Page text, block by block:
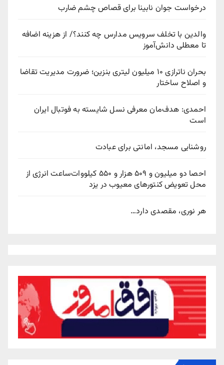
درخواست جوان نابینا برای قصاص چشم ضارب
والدین با تخلف سرویس مدارس چه کنند؟/ از هزینه اضافه
تا معطلی دانش‌آموز
بحران ناترازی ۱۰ میلیون لیتری بنزین؛ ضرورت مدیریت تقاضا
و اصلاح ساختار
احمدی: هدف‌مان معرفی نسل شایسته به فوتبال ایران
است
روشنایی مسجد، امانتی برای عبادت
احصا دو میلیون و ۵۰۹ هزار و ۵۵۰ کیلووات‌ساعت انرژی از
محل تعویض کنتورهای معیوب در یزد
هر نوری، مقصدی دارد…